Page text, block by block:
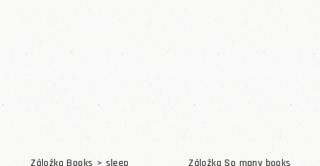
Záložka Books > sleep Záložka So many books